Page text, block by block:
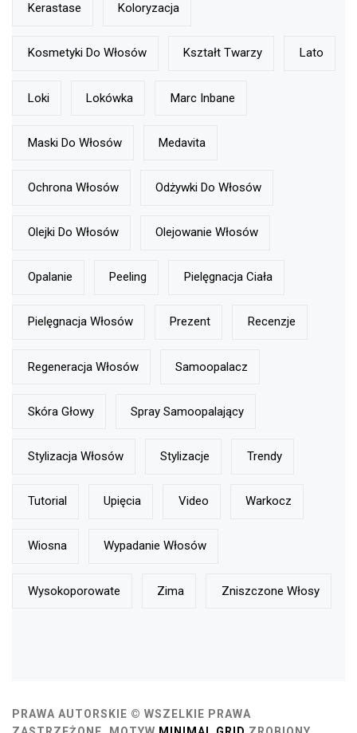
Kerastase Koloryzacja
Kosmetyki Do Włosów Kształt Twarzy Lato
Loki Lokówka Marc Inbane
Maski Do Włosów Medavita
Ochrona Włosów Odżywki Do Włosów
Olejki Do Włosów Olejowanie Włosów
Opalanie Peeling Pielęgnacja Ciała
Pielęgnacja Włosów Prezent Recenzje
Regeneracja Włosów Samoopalacz
Skóra Głowy Spray Samoopalający
Stylizacja Włosów Stylizacje Trendy
Tutorial Upięcia Video Warkocz
Wiosna Wypadanie Włosów
Wysokoporowate Zima Zniszczone Włosy
PRAWA AUTORSKIE © WSZELKIE PRAWA